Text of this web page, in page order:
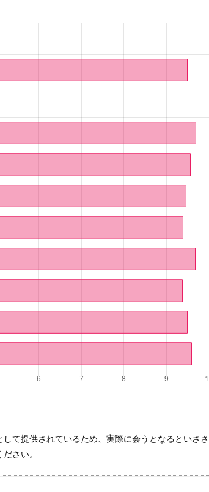
て提供されているため、実際に会うとなるといささ
さい。